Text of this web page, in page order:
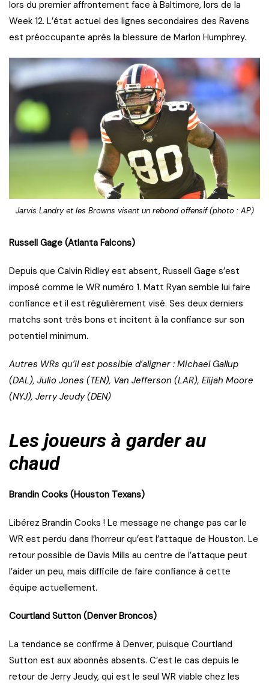
lors du premier affrontement face à Baltimore, lors de la
Week 12. L’état actuel des lignes secondaires des Ravens
est préoccupante après la blessure de Marlon Humphrey.
Jarvis Landry et les Browns visent un rebond offensif (photo : AP)
Russell Gage (Atlanta Falcons)
Depuis que Calvin Ridley est absent, Russell Gage s’est
imposé comme le WR numéro 1. Matt Ryan semble lui faire
confiance et il est régulièrement visé. Ses deux derniers
matchs sont très bons et incitent à la confiance sur son
potentiel minimum.
Autres WRs qu’il est possible d’aligner : Michael Gallup
(DAL), Julio Jones (TEN), Van Jefferson (LAR), Elijah Moore
(NYJ), Jerry Jeudy (DEN)
Les joueurs à garder au
chaud
Brandin Cooks (Houston Texans)
Libérez Brandin Cooks ! Le message ne change pas car le
WR est perdu dans l’horreur qu’est l’attaque de Houston. Le
retour possible de Davis Mills au centre de l’attaque peut
l’aider un peu, mais difficile de faire confiance à cette
équipe actuellement.
Courtland Sutton (Denver Broncos)
La tendance se confirme à Denver, puisque Courtland
Sutton est aux abonnés absents. C’est le cas depuis le
retour de Jerry Jeudy, qui est le seul WR viable chez les